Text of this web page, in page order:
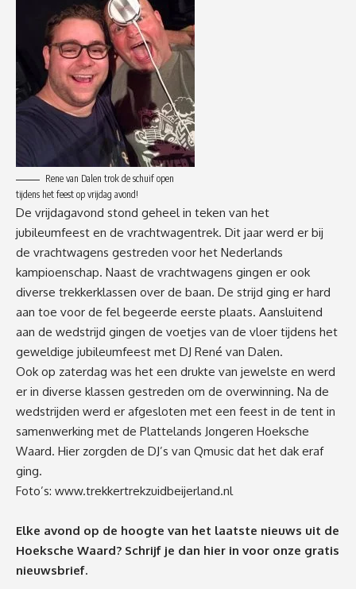
Rene van Dalen trok de schuif open
tijdens het feest op vrijdag avond!
De vrijdagavond stond geheel in teken van het
jubileumfeest en de vrachtwagentrek. Dit jaar werd er bij
de vrachtwagens gestreden voor het Nederlands
kampioenschap. Naast de vrachtwagens gingen er ook
diverse trekkerklassen over de baan. De strijd ging er hard
aan toe voor de fel begeerde eerste plaats. Aansluitend
aan de wedstrijd gingen de voetjes van de vloer tijdens het
geweldige jubileumfeest met DJ René van Dalen.
Ook op zaterdag was het een drukte van jewelste en werd
er in diverse klassen gestreden om de overwinning. Na de
wedstrijden werd er afgesloten met een feest in de tent in
samenwerking met de Plattelands Jongeren Hoeksche
Waard. Hier zorgden de DJ’s van Qmusic dat het dak eraf
ging.
Foto’s: www.trekkertrekzuidbeijerland.nl
Elke avond op de hoogte van het laatste nieuws uit de
Hoeksche Waard? Schrijf je dan hier in voor onze gratis
nieuwsbrief.